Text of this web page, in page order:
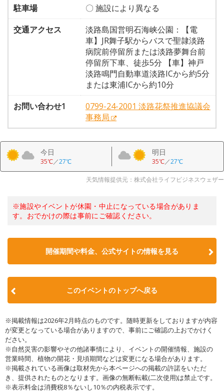
駐車場
〇 施設により異なる
交通アクセス
淡路島国営明石海峡公園：【電
車】JR舞子駅からバスで聖隷淡路
病院前停留所または淡路夢舞台前
停留所下車、徒歩5分 【車】神戸
淡路鳴門自動車道淡路ICから約5分
または東浦ICから約10分
お問い合わせ1
0799-24-2001 淡路花祭推進協議会
事務局
今日
35℃／27℃
明日
35℃／27℃
天気情報提供元：株式会社ライフビジネスウェザー
※施設やイベントが休園・中止になっている場合がありま
す。おでかけの際は事前にご確認ください。
開催期間や料金、公式サイトの情報を見る
このイベントのトップへ戻る
※掲載情報は2026年2月時点のものです。随時更新をしておりますが内容
が変更となっている場合がありますので、事前にご確認の上おでかけく
ださい。
※自然災害の影響やその他諸事情により、イベントの開催情報、施設の
営業時間、植物の開花・見頃期間などは変更になる場合があります。
※掲載されている画像は取材先から本ページへの掲載の許諾をいただ
き、提供されたものとなります。画像の無断転載(二次使用)は禁止です。
※表示料金は消費税8％ないし10％の内税表示です。